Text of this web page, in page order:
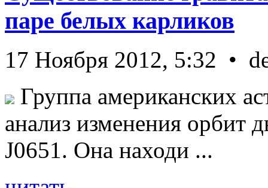
паре белых карликов
17 Ноября 2012, 5:32 •
Группа американских
анализ изменения орбит
J0651. Она находи ...